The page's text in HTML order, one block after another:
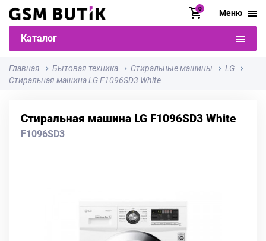
0 Меню
Каталог
Главная Бытовая техника Стиральные машины
LG
Стиральная машина LG F1096SD3 White
Стиральная машина LG F1096SD3 White
F1096SD3